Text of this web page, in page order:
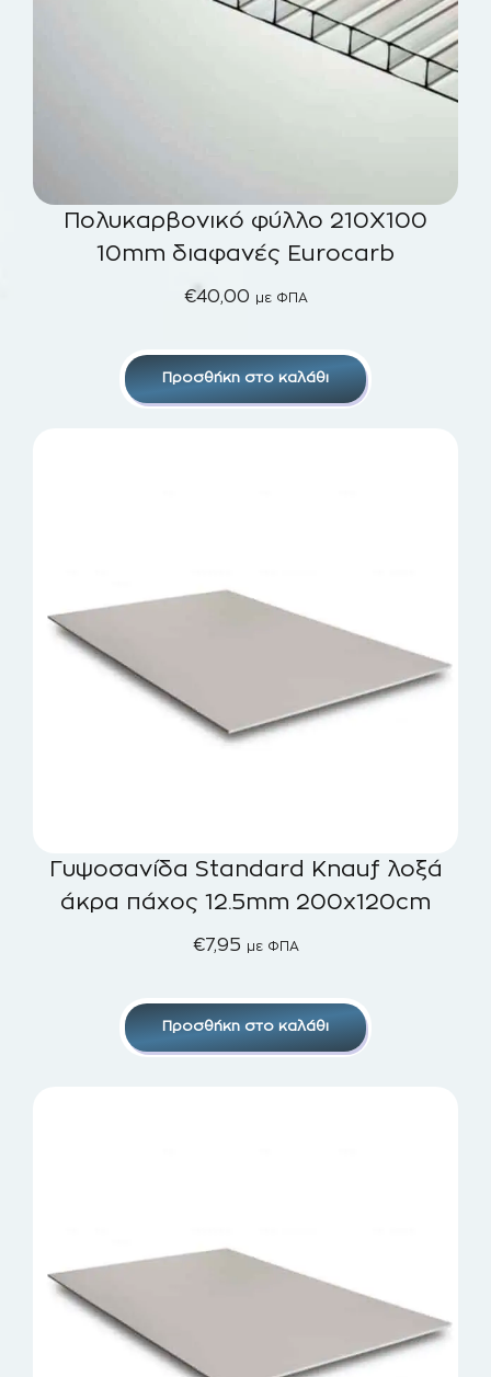
Πολυκαρβονικό φύλλο 210Χ100
10mm διαφανές Eurocarb
€40,00 με ΦΠΑ
Προσθήκη στο καλάθι
Γυψοσανίδα Standard Knauf λοξά
άκρα πάχος 12.5mm 200x120cm
€7,95 με ΦΠΑ
Προσθήκη στο καλάθι